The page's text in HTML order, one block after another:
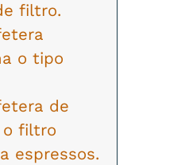
filtro.
o tipo
de
o filtro
espressos.